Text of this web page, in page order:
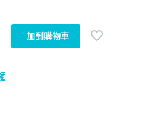
加到購物車